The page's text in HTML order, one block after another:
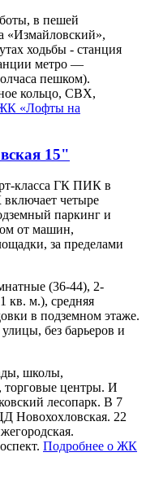
в пешей
«Измайловский»,
ходьбы - станция
метро —
пешком).
кольцо, СВХ,
«Лофты на
15"
класса ГК ПИК в
четыре
паркинг и
от машин,
за пределами
(36-44), 2-
кв. м.), средняя
в подземном этаже.
без барьеров и
школы,
торговые центры. И
лесопарк. В 7
Новохохловская. 22
Подробнее о ЖК